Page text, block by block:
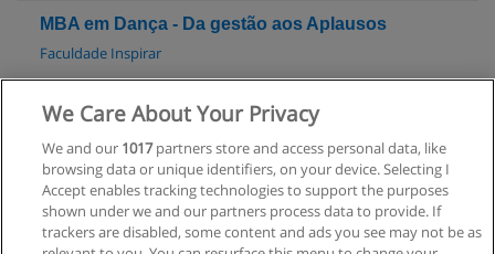
MBA em Dança - Da gestão aos Aplausos
Faculdade Inspirar
Solicitar informações
MBA em Gestão em Ergonomia
Faculdade Inspirar
Solicitar informações
We Care About Your Privacy
We and our 1017partners store and access personal data, like
browsing data or unique identifiers, on your device. Selecting I
Accept enables tracking technologies to support the purposes
shown under we and our partners process data to provide. If
trackers are disabled, some content and ads you see may not be as